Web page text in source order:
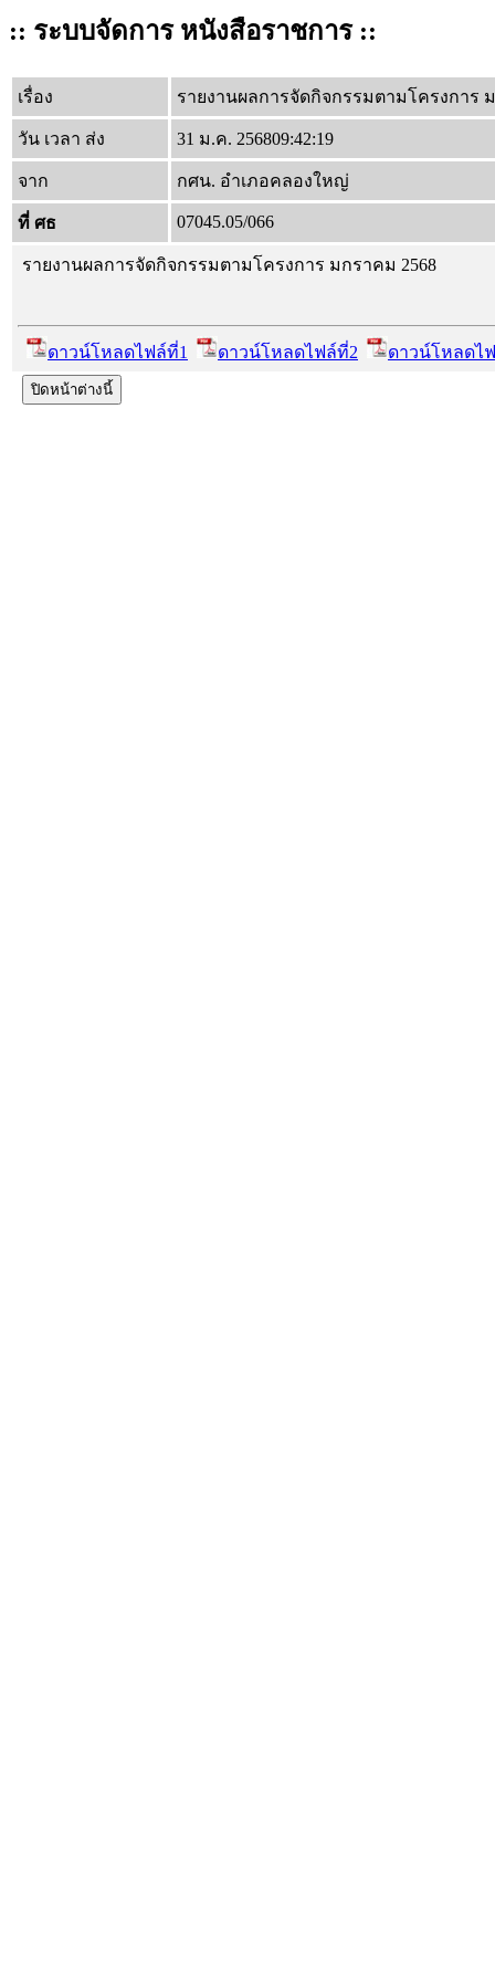
:: ระบบจัดการ หนังสือราชการ ::
เรื่อง รายงานผลการจัดกิจกรรมตามโครงการ
วัน เวลา ส่ง 31 ม.ค. 256809:42:19
จาก กศน. อำเภอคลองใหญ่
ที่ ศธ 07045.05/066
รายงานผลการจัดกิจกรรมตามโครงการ มกราคม 2568
ดาวน์โหลดไฟล์ที่1 ดาวน์โหลดไฟล์ที่2 ดาวน์โหลดไ